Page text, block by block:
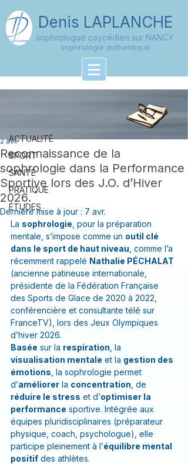
Denis LAPLANCHE
sophrologue caycédien sur NANCY
sophrologie authentique
Post
ACTUALITÉ
SPORT
SANTÉ
PRATIQUE
ÉTUDES
Reconnaissance de la
sophrologie dans la Performance
Sportive lors des J.O. d’Hiver
2026.
2 avr.
Dernière mise à jour : 7 avr.
La sophrologie , pour la préparation
mentale, s’impose comme un outil clé
dans le sport de haut niveau , comme l’a
récemment rappelé Nathalie PÉCHALAT
(ancienne patineuse internationale,
présidente de la Fédération Française
des Sports de Glace de 2020 à 2022,
conférencière et consultante télé sur
FranceTV), lors des Jeux Olympiques
d’hiver 2026.
Basée sur la respiration , la
visualisation mentale et la gestion des
émotions , la sophrologie permet
d’améliorer la concentration , de
réduire le stress et d’optimiser la
performance sportive. Intégrée aux
équipes pluridisciplinaires (préparateur
physique, coach, psychologue), elle
participe pleinement à l’équilibre mental
positif des athlètes.